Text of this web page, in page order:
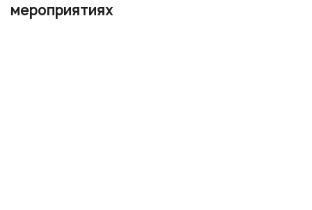
мероприятиях